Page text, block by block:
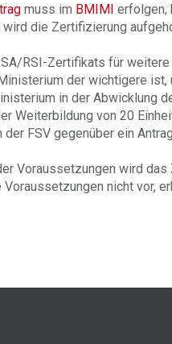
muss im BMIMI erfolgen,
die Zertifizierung
RSI-Zertifikats für
der wichtigere
in der Abwicklung
Weiterbildung von 20
FSV gegenüber ein
Voraussetzungen wird
nicht vor,